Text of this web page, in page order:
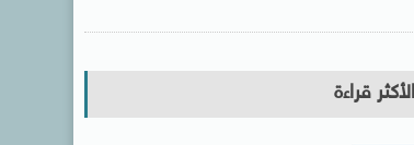
الأكثر قراءة